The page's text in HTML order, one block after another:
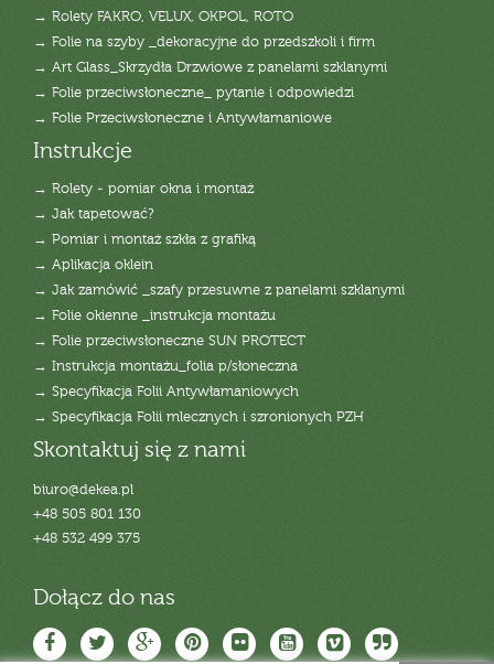
→ Rolety FAKRO, VELUX, OKPOL, ROTO
→ Folie na szyby _dekoracyjne do przedszkoli i firm
→ Art Glass_Skrzydła Drzwiowe z panelami szklanymi
→ Folie przeciwsłoneczne_ pytanie i odpowiedzi
→ Folie Przeciwsłoneczne i Antywłamaniowe
Instrukcje
→ Rolety - pomiar okna i montaż
→ Jak tapetować?
→ Pomiar i montaż szkła z grafiką
→ Aplikacja oklein
→ Jak zamówić _szafy przesuwne z panelami szklanymi
→ Folie okienne _instrukcja montażu
→ Folie przeciwsłoneczne SUN PROTECT
→ Instrukcja montażu_folia p/słoneczna
→ Specyfikacja Folii Antywłamaniowych
→ Specyfikacja Folii mlecznych i szronionych PZH
Skontaktuj się z nami
biuro@dekea.pl
+48 505 801 130
+48 532 499 375
Dołącz do nas